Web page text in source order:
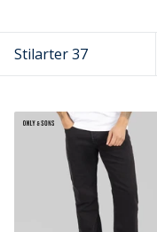
Stilarter 37